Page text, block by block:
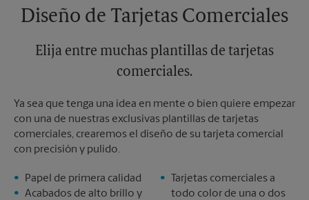
Domingo
Sin Recolección
Martes
6:00 PM
Diseño de Tarjetas Comerciales
Elija entre muchas plantillas de tarjetas
comerciales.
Ya sea que tenga una idea en mente o bien quiere empezar
con una de nuestras exclusivas plantillas de tarjetas
comerciales, crearemos el diseño de su tarjeta comercial
con precisión y pulido.
Papel de primera calidad
Acabados de alto brillo y
Tarjetas comerciales a
todo color de una o dos